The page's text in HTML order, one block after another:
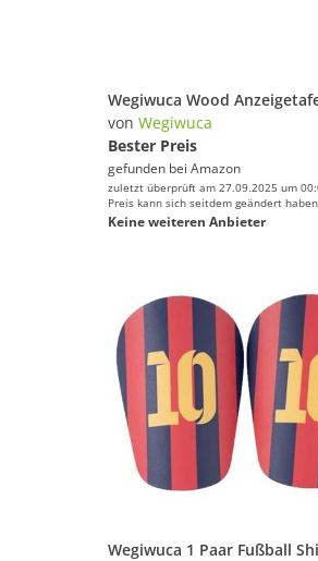
von Wegiwuca
Bester Preis
gefunden bei Amazon
zuletzt überprüft am 27.09.2025 um
Preis kann sich seitdem geändert
Keine weiteren Anbieter